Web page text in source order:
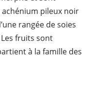
pileux noir
rangée de soies
fruits sont
à la famille des